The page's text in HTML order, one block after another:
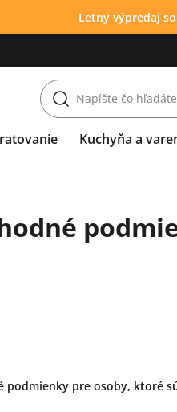
Letný výpredaj
Kuchyňa a
podmienky pre osoby, ktoré